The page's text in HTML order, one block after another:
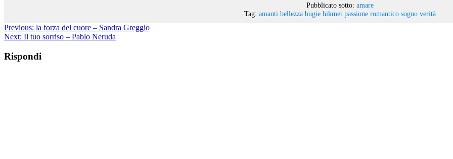
Pubblicato sotto: amare
Tag: amanti bellezza bugie hikmet passione romantico sogno verità
Previous: la forza del cuore – Sandra Greggio
Next: Il tuo sorriso – Pablo Neruda
Rispondi